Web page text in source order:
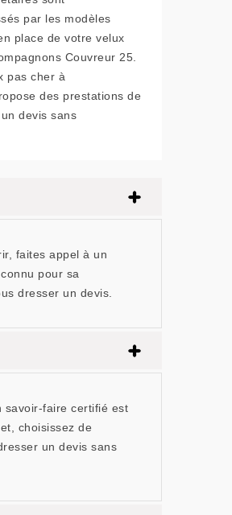
par les modèles
place de votre velux
Couvreur 25.
pas cher à
des prestations de
devis sans
faites appel à un
pour sa
dresser un devis.
savoir-faire certifié est
choisissez de
un devis sans